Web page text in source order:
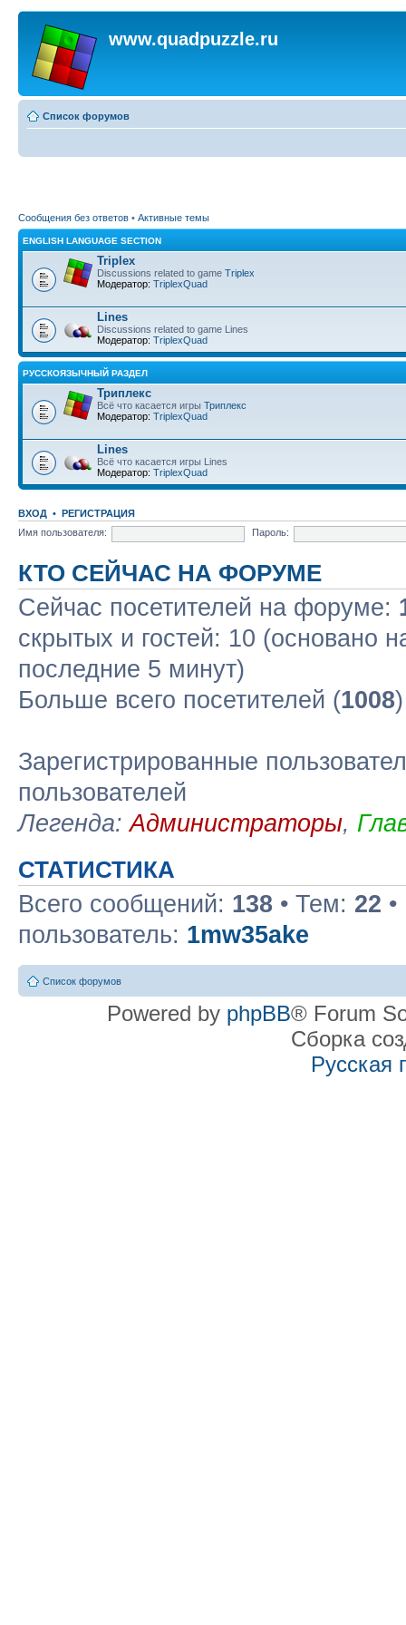
www.quadpuzzle.ru
Список форумов
Сообщения без ответов • Активные темы
ENGLISH LANGUAGE SECTION
Triplex
Discussions related to game Triplex
Модератор: TriplexQuad
Lines
Discussions related to game Lines
Модератор: TriplexQuad
РУССКОЯЗЫЧНЫЙ РАЗДЕЛ
Триплекс
Всё что касается игры Триплекс
Модератор: TriplexQuad
Lines
Всё что касается игры Lines
Модератор: TriplexQuad
ВХОД • РЕГИСТРАЦИЯ
Имя пользователя:
Пароль:
КТО СЕЙЧАС НА ФОРУМЕ
Сейчас посетителей на форуме:
скрытых и гостей: 10 (основано
последние 5 минут)
Больше всего посетителей (1008
Зарегистрированные
пользователей
Легенда:Администраторы,
СТАТИСТИКА
Всего сообщений: 138 • Тем: 22
пользователь: 1mw35ake
Список форумов
Powered by phpBB® Forum
Сборка
Русская